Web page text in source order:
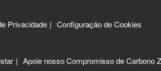
Privacidade Configuração de Cookies
Apoie nosso Compromisso de Carbono